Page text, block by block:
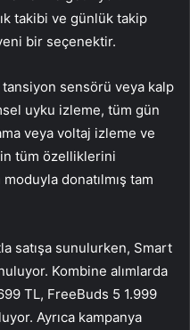
takibi ve günlük takip
bir seçenektir.
tansiyon sensörü veya kalp
uyku izleme, tüm gün
veya voltaj izleme ve
tüm özelliklerini
donatılmış tam
satışa sunulurken, Smart
Kombine alımlarda
TL, FreeBuds 5 1.999
Ayrıca kampanya